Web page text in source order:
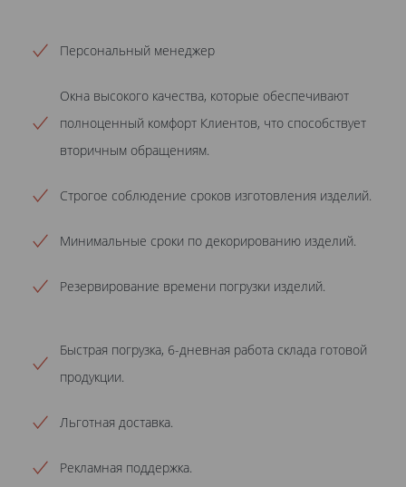
Персональный менеджер
Окна высокого качества, которые обеспечивают
полноценный комфорт Клиентов, что способствует
вторичным обращениям.
Строгое соблюдение сроков изготовления изделий.
Минимальные сроки по декорированию изделий.
Резервирование времени погрузки изделий.
Быстрая погрузка, 6-дневная работа склада готовой
продукции.
Льготная доставка.
Рекламная поддержка.